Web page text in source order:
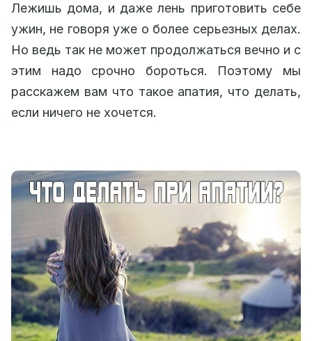
Лежишь дома, и даже лень приготовить себе
ужин, не говоря уже о более серьезных делах.
Но ведь так не может продолжаться вечно и с
этим надо срочно бороться. Поэтому мы
расскажем вам что такое апатия, что делать,
если ничего не хочется.